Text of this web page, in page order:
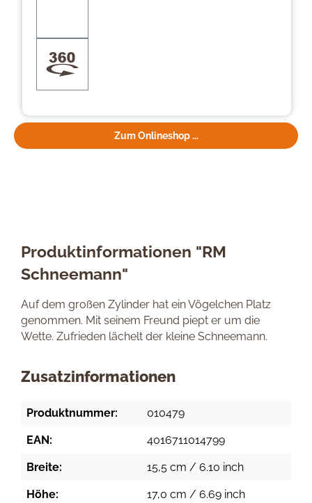
Zum Onlineshop ...
Produktinformationen "RM
Schneemann"
Auf dem großen Zylinder hat ein Vögelchen Platz
genommen. Mit seinem Freund piept er um die
Wette. Zufrieden lächelt der kleine Schneemann.
Zusatzinformationen
Produktnummer: 010479
EAN: 4016711014799
Breite: 15,5 cm / 6.10 inch
Höhe: 17,0 cm / 6.69 inch